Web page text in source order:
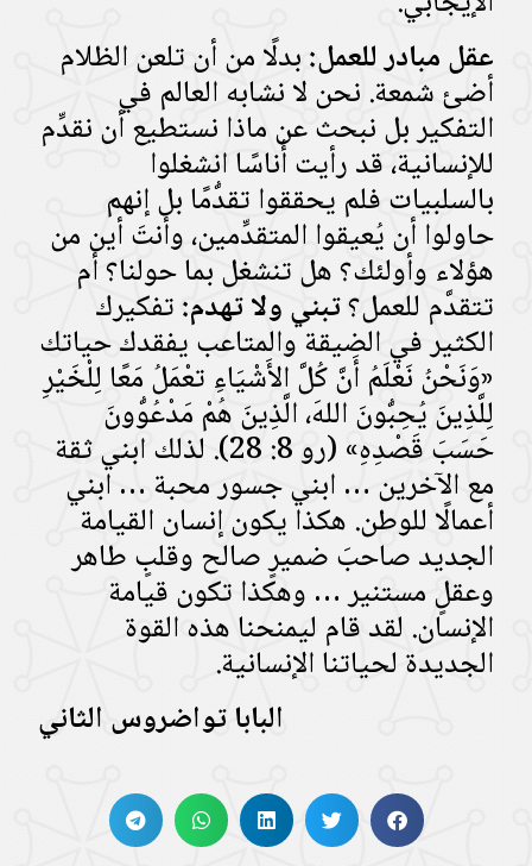
عقل مبادر للعمل:بدلًا من أن تلعن الظلام
أضئ شمعة. نحن لا نشابه العالم في
التفكير بل نبحث عن ماذا نستطيع أن نقدِّم
للإنسانية، قد رأيت أُناسًا انشغلوا
بالسلبيات فلم يحققوا تقدُّمًا بل إنهم
حاولوا أن يُعيقوا المتقدِّمين، وأنتَ أين من
هؤلاء وأولئك؟ هل تنشغل بما حولنا؟ أم
تتقدَّم للعمل؟تبني ولا تهدم:تفكيرك
الكثير في الضيقة والمتاعب يفقدك حياتك
«وَنَحْنُ نَعْلَمُ أَنَّ كُلَّ الأَشْيَاءِ تعْمَلُ مَعًا لِلْخَيْرِ
لِلَّذِينَ يُحِبُّونَ اللهَ، الَّذِينَ هُمْ مَدْعُوُّونَ
حَسَبَ قَصْدِهِ» (رو 8: 28). لذلك ابني ثقة
مع الآخرين … ابني جسور محبة … ابني
أعمالًا للوطن. هكذا يكون إنسان القيامة
الجديد صاحبَ ضميرٍ صالح وقلبٍ طاهر
وعقلٍ مستنير … وهكذا تكون قيامة
الإنسان. لقد قام ليمنحنا هذه القوة
الجديدة لحياتنا الإنسانية.
البابا تواضروس الثاني